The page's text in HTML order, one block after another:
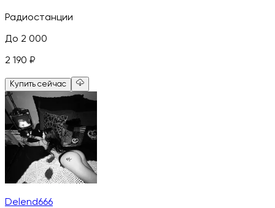
Радиостанции
До 2 000
2 190 ₽
Купить сейчас
Delend666